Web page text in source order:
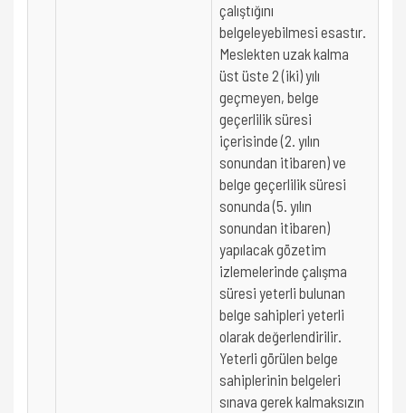
çalıştığını
belgeleyebilmesi esastır.
Meslekten uzak kalma
üst üste 2 (iki) yılı
geçmeyen, belge
geçerlilik süresi
içerisinde (2. yılın
sonundan itibaren) ve
belge geçerlilik süresi
sonunda (5. yılın
sonundan itibaren)
yapılacak gözetim
izlemelerinde çalışma
süresi yeterli bulunan
belge sahipleri yeterli
olarak değerlendirilir.
Yeterli görülen belge
sahiplerinin belgeleri
sınava gerek kalmaksızın